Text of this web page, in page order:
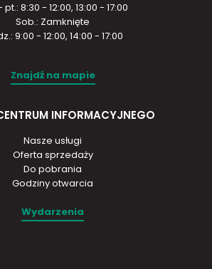
pt.: 8:30 - 12:00, 13:00 - 17:00
Sob.: Zamknięte
9:00 - 12:00, 14:00 - 17:00
Znajdź na mapie
INFORMACYJNEGO
Nasze usługi
Oferta sprzedaży
Do pobrania
Godziny otwarcia
Wydarzenia